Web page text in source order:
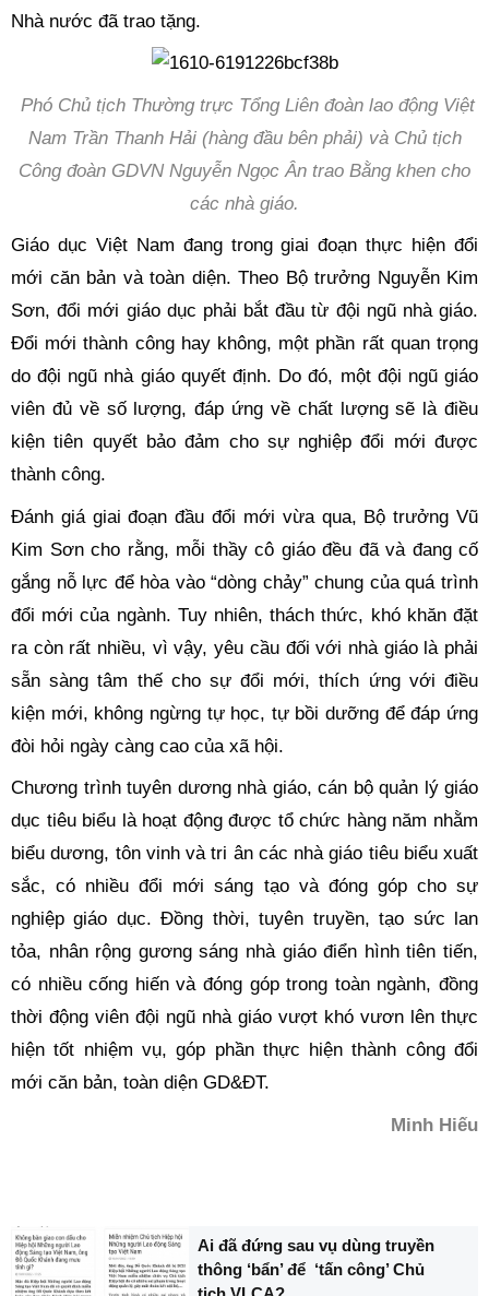
Nhà nước đã trao tặng.
Phó Chủ tịch Thường trực Tổng Liên đoàn lao động Việt
Nam Trần Thanh Hải(hàng đầu bên phải) và Chủ tịch
Công đoàn GDVN Nguyễn Ngọc Ân trao Bằng khen cho
các nhà giáo.
Giáo dục Việt Nam đang trong giai đoạn thực hiện đổi
mới căn bản và toàn diện. Theo Bộ trưởng Nguyễn Kim
Sơn, đổi mới giáo dục phải bắt đầu từ đội ngũ nhà giáo.
Đổi mới thành công hay không, một phần rất quan trọng
do đội ngũ nhà giáo quyết định. Do đó, một đội ngũ giáo
viên đủ về số lượng, đáp ứng về chất lượng sẽ là điều
kiện tiên quyết bảo đảm cho sự nghiệp đổi mới được
thành công.
Đánh giá giai đoạn đầu đổi mới vừa qua, Bộ trưởng Vũ
Kim Sơn cho rằng, mỗi thầy cô giáo đều đã và đang cố
gắng nỗ lực để hòa vào “dòng chảy” chung của quá trình
đổi mới của ngành. Tuy nhiên, thách thức, khó khăn đặt
ra còn rất nhiều, vì vậy, yêu cầu đối với nhà giáo là phải
sẵn sàng tâm thế cho sự đổi mới, thích ứng với điều
kiện mới, không ngừng tự học, tự bồi dưỡng để đáp ứng
đòi hỏi ngày càng cao của xã hội.
Chương trình tuyên dương nhà giáo, cán bộ quản lý giáo
dục tiêu biểu là hoạt động được tổ chức hàng năm nhằm
biểu dương, tôn vinh và tri ân các nhà giáo tiêu biểu xuất
sắc, có nhiều đổi mới sáng tạo và đóng góp cho sự
nghiệp giáo dục. Đồng thời, tuyên truyền, tạo sức lan
tỏa, nhân rộng gương sáng nhà giáo điển hình tiên tiến,
có nhiều cống hiến và đóng góp trong toàn ngành, đồng
thời động viên đội ngũ nhà giáo vượt khó vươn lên thực
hiện tốt nhiệm vụ, góp phần thực hiện thành công đổi
mới căn bản, toàn diện GD&ĐT.
Minh Hiếu
Ai đã đứng sau vụ dùng truyền
thông ‘bẩn’ để ‘tấn công’ Chủ